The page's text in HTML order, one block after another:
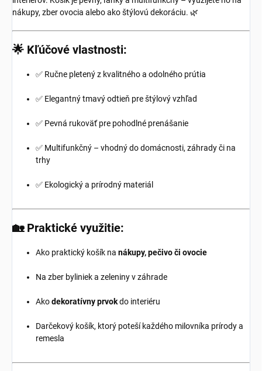
nákupy, zber ovocia alebo ako štýlovú dekoráciu. 🌿
🌟 Kľúčové vlastnosti:
✅ Ručne pletený z kvalitného a odolného prútia
✅ Elegantný tmavý odtieň pre štýlový vzhľad
✅ Pevná rukoväť pre pohodlné prenášanie
✅ Multifunkčný – vhodný do domácnosti, záhrady či na
trhy
✅ Ekologický a prírodný materiál
🏡 Praktické využitie:
Ako praktický košík na nákupy, pečivo či ovocie
Na zber byliniek a zeleniny v záhrade
Akodekoratívny prvokdo interiéru
Darčekový košík, ktorý poteší každého milovníka prírody a
remesla